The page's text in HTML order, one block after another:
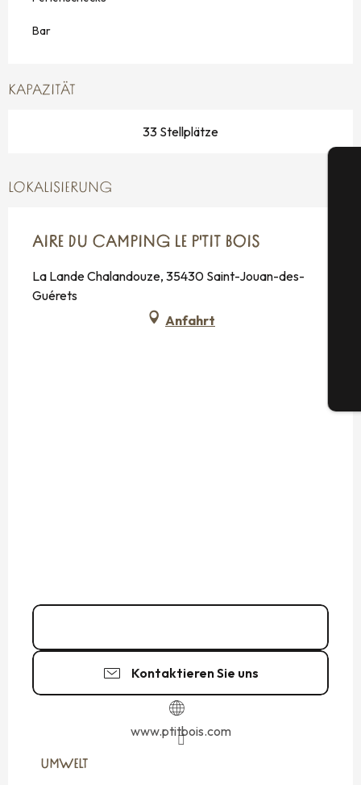
Bar
KAPAZITÄT
33 Stellplätze
LOKALISIERUNG
AIRE DU CAMPING LE P'TIT BOIS
La Lande Chalandouze, 35430 Saint-Jouan-des-
Guérets
Anfahrt
Kontaktieren Sie uns
www.ptitbois.com
UMWELT
UMWELT